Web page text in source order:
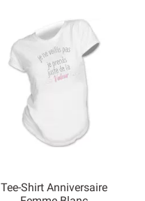
Tee-Shirt Anniversaire